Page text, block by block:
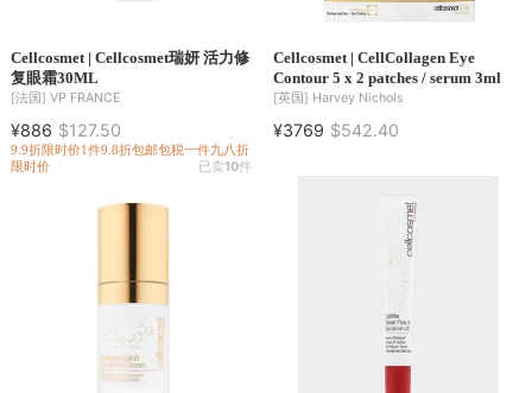
Cellcosmet | Cellcosmet瑞妍 活力修
复眼霜30ML
[法国] VP FRANCE
¥886 $127.50
9.9折限时价1件9.8折包邮包税一件九八折
限时价
已卖10件
Cellcosmet | CellCollagen Eye
Contour 5 x 2 patches / serum 3ml
[英国] Harvey Nichols
¥3769 $542.40